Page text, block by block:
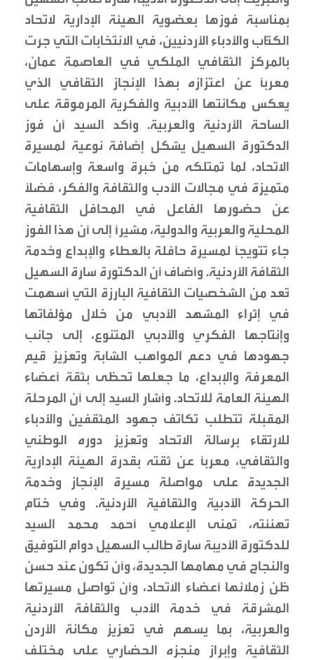
بمناسبة فوزها بعضوية الهيئة الإدارية لاتحاد
الكتّاب والأدباء الأردنيين، في الانتخابات التي جرت
بالمركز الثقافي الملكي في العاصمة عمان،
معربًا عن اعتزازه بهذا الإنجاز الثقافي الذي
يعكس مكانتها الأدبية والفكرية المرموقة على
الساحة الأردنية والعربية. وأكد السيد أن فوز
الدكتورة السهيل يشكل إضافة نوعية لمسيرة
الاتحاد، لما تمتلكه من خبرة واسعة وإسهامات
متميزة في مجالات الأدب والثقافة والفكر، فضلًا
عن حضورها الفاعل في المحافل الثقافية
المحلية والعربية والدولية، مشيرًا إلى أن هذا الفوز
جاء تتويجًا لمسيرة حافلة بالعطاء والإبداع وخدمة
الثقافة الأردنية. وأضاف أن الدكتورة سارة السهيل
تُعد من الشخصيات الثقافية البارزة التي أسهمت
في إثراء المشهد الأدبي من خلال مؤلفاتها
وإنتاجها الفكري والأدبي المتنوع، إلى جانب
جهودها في دعم المواهب الشابة وتعزيز قيم
المعرفة والإبداع، ما جعلها تحظى بثقة أعضاء
الهيئة العامة للاتحاد. وأشار السيد إلى أن المرحلة
المقبلة تتطلب تكاتف جهود المثقفين والأدباء
للارتقاء برسالة الاتحاد وتعزيز دوره الوطني
والثقافي، معربًا عن ثقته بقدرة الهيئة الإدارية
الجديدة على مواصلة مسيرة الإنجاز وخدمة
الحركة الأدبية والثقافية الأردنية. وفي ختام
تهنئته، تمنى الإعلامي أحمد محمد السيد
للدكتورة الأديبة سارة طالب السهيل دوام التوفيق
والنجاح في مهامها الجديدة، وأن تكون عند حسن
ظن زملائها أعضاء الاتحاد، وأن تواصل مسيرتها
المشرقة في خدمة الأدب والثقافة الأردنية
والعربية، بما يسهم في تعزيز مكانة الأردن
الثقافية وإبراز منجزه الحضاري على مختلف